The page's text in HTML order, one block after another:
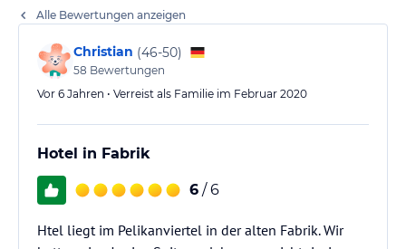
Alle Bewertungen anzeigen
Christian (46-50)
58 Bewertungen
Vor 6 Jahren • Verreist als Familie im Februar 2020
Hotel in Fabrik
6 / 6
Htel liegt im Pelikanviertel in der alten Fabrik. Wir